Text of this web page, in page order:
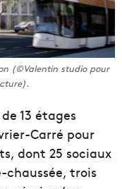
(©Valentin studio pour
13 étages
Carré pour
dont 25 sociaux
trois